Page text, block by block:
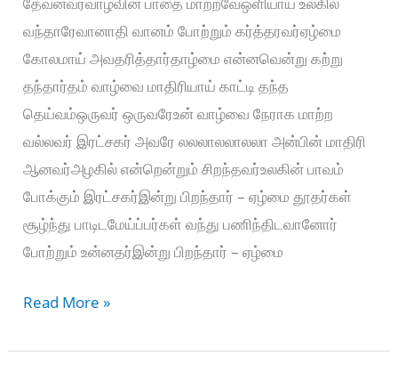
வந்தாரேவானாதி வானம் போற்றும் கர்த்தரவர்ஏழ்மை
கோலமாய் அவதரித்தார்தாழ்மை என்னவென்று கற்று
தந்தார்தம் வாழ்வை மாதிரியாய் காட்டி தந்த
தெய்வம்ஒருவர் ஒருவரேஉன் வாழ்வை நேராக மாற்ற
வல்லவர் இரட்சகர் அவரே லலலாலலாலலா அன்பின் மாதிரி
ஆனவர்அழகில் என்றென்றும் சிறந்தவர்உலகின் பாவம்
போக்கும் இரட்சகர்இன்று பிறந்தார் – ஏழ்மை தூதர்கள்
சூழ்ந்து பாடிடமேய்ப்பர்கள் வந்து பணிந்திடவானோர்
போற்றும் உன்னதர்இன்று பிறந்தார் – ஏழ்மை
ஒன்றாய்
பாடுவோம்
Read More »